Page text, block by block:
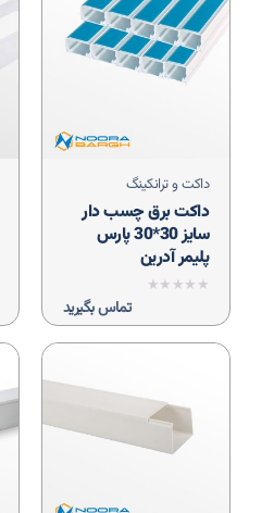
داکت و ترانکینگ
داکت برق چسب دار
سایز 30*30 پارس
پلیمر آدرین
0
5
تماس بگیرید